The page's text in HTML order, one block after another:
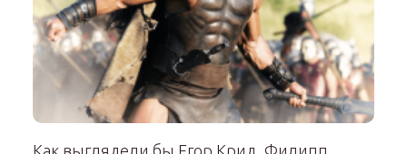
Как выглядели бы Егор Крид, Филипп